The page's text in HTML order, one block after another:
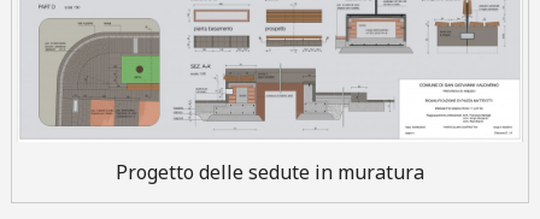
Progetto delle sedute in muratura